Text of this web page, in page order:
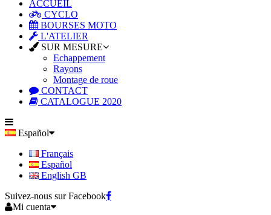
ACCUEIL
CYCLO
BOURSES MOTO
L'ATELIER
SUR MESURE
Echappement
Rayons
Montage de roue
CONTACT
CATALOGUE 2020
Español
Français
Español
English GB
Suivez-nous sur Facebook
Mi cuenta